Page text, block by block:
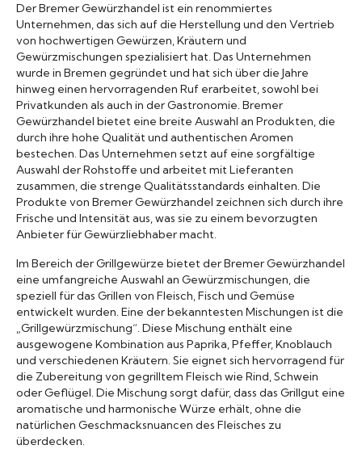
Der Bremer Gewürzhandel ist ein renommiertes
Unternehmen, das sich auf die Herstellung und den Vertrieb
von hochwertigen Gewürzen, Kräutern und
Gewürzmischungen spezialisiert hat. Das Unternehmen
wurde in Bremen gegründet und hat sich über die Jahre
hinweg einen hervorragenden Ruf erarbeitet, sowohl bei
Privatkunden als auch in der Gastronomie. Bremer
Gewürzhandel bietet eine breite Auswahl an Produkten, die
durch ihre hohe Qualität und authentischen Aromen
bestechen. Das Unternehmen setzt auf eine sorgfältige
Auswahl der Rohstoffe und arbeitet mit Lieferanten
zusammen, die strenge Qualitätsstandards einhalten. Die
Produkte von Bremer Gewürzhandel zeichnen sich durch ihre
Frische und Intensität aus, was sie zu einem bevorzugten
Anbieter für Gewürzliebhaber macht.
Im Bereich der Grillgewürze bietet der Bremer Gewürzhandel
eine umfangreiche Auswahl an Gewürzmischungen, die
speziell für das Grillen von Fleisch, Fisch und Gemüse
entwickelt wurden. Eine der bekanntesten Mischungen ist die
„Grillgewürzmischung“. Diese Mischung enthält eine
ausgewogene Kombination aus Paprika, Pfeffer, Knoblauch
und verschiedenen Kräutern. Sie eignet sich hervorragend für
die Zubereitung von gegrilltem Fleisch wie Rind, Schwein
oder Geflügel. Die Mischung sorgt dafür, dass das Grillgut eine
aromatische und harmonische Würze erhält, ohne die
natürlichen Geschmacksnuancen des Fleisches zu
überdecken.